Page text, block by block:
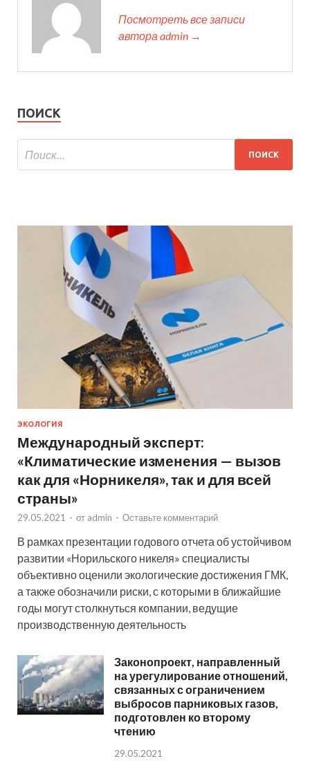
Посмотреть все записи
автора admin →
ПОИСК
ЭКОЛОГИЯ
Международный эксперт:
«Климатические изменения — вызов
как для «Норникеля», так и для всей
страны»
29.05.2021 - от admin - Оставьте комментарий
В рамках презентации годового отчета об устойчивом
развитии «Норильского никеля» специалисты
объективно оценили экологические достижения ГМК,
а также обозначили риски, с которыми в ближайшие
годы могут столкнуться компании, ведущие
производственную деятельность
Законопроект, направленный
на урегулирование отношений,
связанных с ограничением
выбросов парниковых газов,
подготовлен ко второму
чтению
29.05.2021